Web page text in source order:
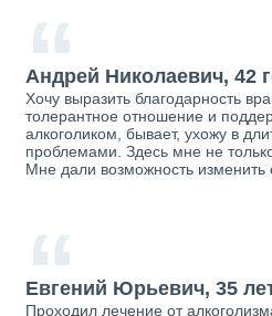
“
Андрей Николаевич, 42
Хочу выразить благодарность
толерантное отношение и
алкоголиком, бывает, ухожу в
проблемами. Здесь мне не
Мне дали возможность изменить
“
Евгений Юрьевич, 35
Проходил лечение от